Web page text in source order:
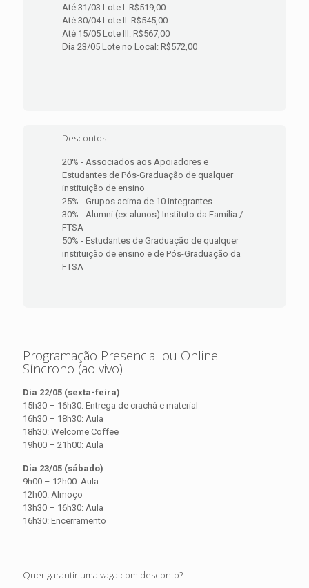
Até 31/03 Lote I: R$519,00
Até 30/04 Lote II: R$545,00
Até 15/05 Lote III: R$567,00
Dia 23/05 Lote no Local: R$572,00
Descontos
20% - Associados aos Apoiadores e
Estudantes de Pós-Graduação de qualquer
instituição de ensino
25% - Grupos acima de 10 integrantes
30% - Alumni (ex-alunos) Instituto da Família /
FTSA
50% - Estudantes de Graduação de qualquer
instituição de ensino e de Pós-Graduação da
FTSA
Programação Presencial ou Online
Síncrono (ao vivo)
Dia 22/05 (sexta-feira)
15h30 – 16h30: Entrega de crachá e material
16h30 – 18h30: Aula
18h30: Welcome Coffee
19h00 – 21h00: Aula
Dia 23/05 (sábado)
9h00 – 12h00: Aula
12h00: Almoço
13h30 – 16h30: Aula
16h30: Encerramento
Quer garantir uma vaga com desconto?